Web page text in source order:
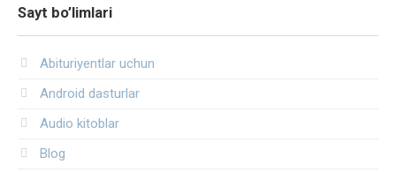
Sayt bo’limlari
Abituriyentlar uchun
Android dasturlar
Audio kitoblar
Blog